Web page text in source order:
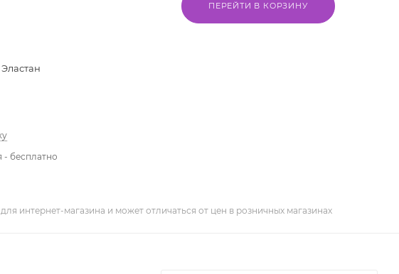
ПЕРЕЙТИ В КОРЗИНУ
Эластан
- бесплатно
интернет-магазина и может отличаться от цен в розничных магазинах